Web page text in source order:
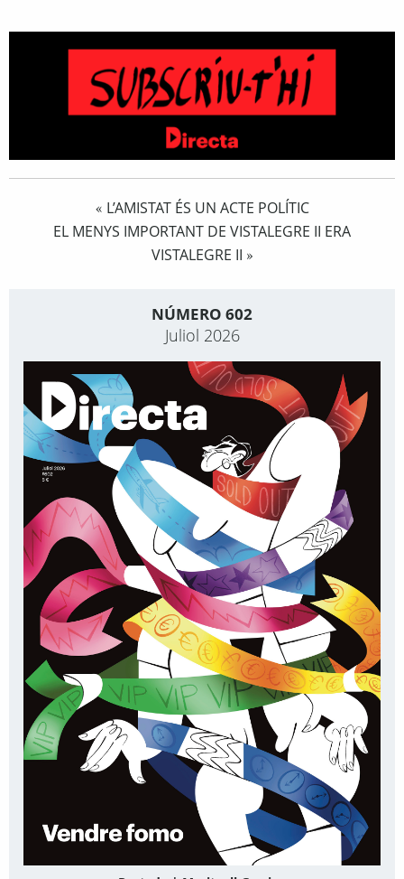
« L’AMISTAT ÉS UN ACTE POLÍTIC
EL MENYS IMPORTANT DE VISTALEGRE II ERA
VISTALEGRE II »
NÚMERO 602
Juliol 2026